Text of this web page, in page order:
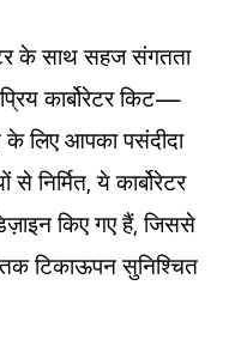
के साथ सहज संगतता
कार्बोरेटर किट—
लिए आपका पसंदीदा
निर्मित, ये कार्बोरेटर
किए गए हैं, जिससे
टिकाऊपन सुनिश्चित